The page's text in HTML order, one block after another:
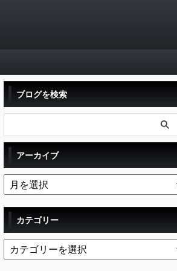
ブログを検索
アーカイブ
カテゴリー